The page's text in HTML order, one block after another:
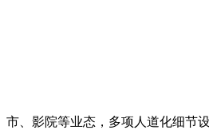
市、影院等业态，多项人道化细